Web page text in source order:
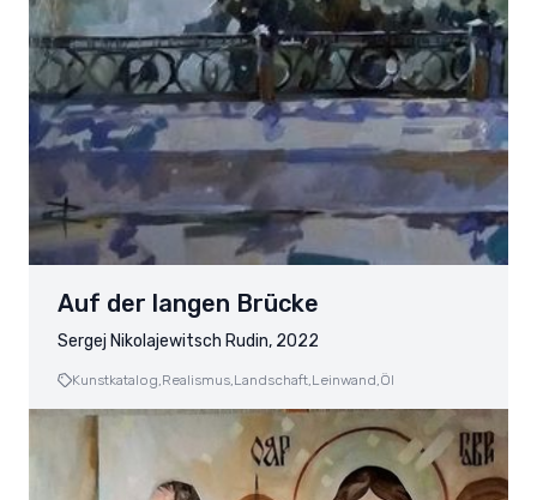
Auf der langen Brücke
Sergej Nikolajewitsch Rudin, 2022
Kunstkatalog, Realismus, Landschaft, Leinwand, Öl